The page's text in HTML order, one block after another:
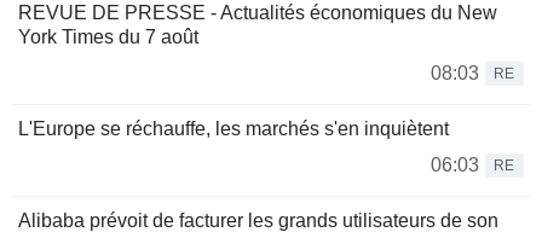
REVUE DE PRESSE - Actualités économiques du New
York Times du 7 août
08:03
RE
L'Europe se réchauffe, les marchés s'en inquiètent
06:03
RE
Alibaba prévoit de facturer les grands utilisateurs de son